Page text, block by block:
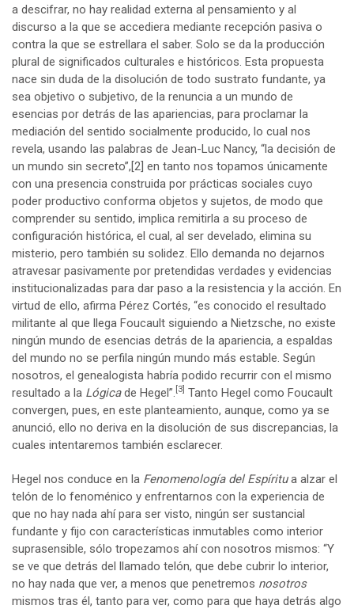
a descifrar, no hay realidad externa al pensamiento y al
discurso a la que se accediera mediante recepción pasiva o
contra la que se estrellara el saber. Solo se da la producción
plural de significados culturales e históricos. Esta propuesta
nace sin duda de la disolución de todo sustrato fundante, ya
sea objetivo o subjetivo, de la renuncia a un mundo de
esencias por detrás de las apariencias, para proclamar la
mediación del sentido socialmente producido, lo cual nos
revela, usando las palabras de Jean-Luc Nancy, “la decisión de
un mundo sin secreto”,[2] en tanto nos topamos únicamente
con una presencia construida por prácticas sociales cuyo
poder productivo conforma objetos y sujetos, de modo que
comprender su sentido, implica remitirla a su proceso de
configuración histórica, el cual, al ser develado, elimina su
misterio, pero también su solidez. Ello demanda no dejarnos
atravesar pasivamente por pretendidas verdades y evidencias
institucionalizadas para dar paso a la resistencia y la acción. En
virtud de ello, afirma Pérez Cortés, “es conocido el resultado
militante al que llega Foucault siguiendo a Nietzsche, no existe
ningún mundo de esencias detrás de la apariencia, a espaldas
del mundo no se perfila ningún mundo más estable. Según
nosotros, el genealogista habría podido recurrir con el mismo
resultado a la Lógicade Hegel”. [3] Tanto Hegel como Foucault
convergen, pues, en este planteamiento, aunque, como ya se
anunció, ello no deriva en la disolución de sus discrepancias, la
cuales intentaremos también esclarecer.
Hegel nos conduce en la Fenomenología del Espíritua alzar el
telón de lo fenoménico y enfrentarnos con la experiencia de
que no hay nada ahí para ser visto, ningún ser sustancial
fundante y fijo con características inmutables como interior
suprasensible, sólo tropezamos ahí con nosotros mismos: “Y
se ve que detrás del llamado telón, que debe cubrir lo interior,
no hay nada que ver, a menos que penetremos nosotros
mismos tras él, tanto para ver, como para que haya detrás algo